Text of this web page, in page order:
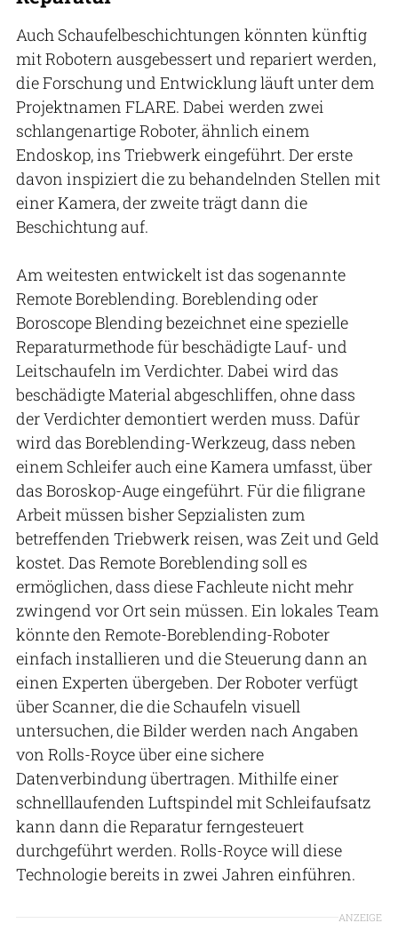
Auch Schaufelbeschichtungen könnten künftig
mit Robotern ausgebessert und repariert werden,
die Forschung und Entwicklung läuft unter dem
Projektnamen FLARE. Dabei werden zwei
schlangenartige Roboter, ähnlich einem
Endoskop, ins Triebwerk eingeführt. Der erste
davon inspiziert die zu behandelnden Stellen mit
einer Kamera, der zweite trägt dann die
Beschichtung auf.
Am weitesten entwickelt ist das sogenannte
Remote Boreblending. Boreblending oder
Boroscope Blending bezeichnet eine spezielle
Reparaturmethode für beschädigte Lauf- und
Leitschaufeln im Verdichter. Dabei wird das
beschädigte Material abgeschliffen, ohne dass
der Verdichter demontiert werden muss. Dafür
wird das Boreblending-Werkzeug, dass neben
einem Schleifer auch eine Kamera umfasst, über
das Boroskop-Auge eingeführt. Für die filigrane
Arbeit müssen bisher Sepzialisten zum
betreffenden Triebwerk reisen, was Zeit und Geld
kostet. Das Remote Boreblending soll es
ermöglichen, dass diese Fachleute nicht mehr
zwingend vor Ort sein müssen. Ein lokales Team
könnte den Remote-Boreblending-Roboter
einfach installieren und die Steuerung dann an
einen Experten übergeben. Der Roboter verfügt
über Scanner, die die Schaufeln visuell
untersuchen, die Bilder werden nach Angaben
von Rolls-Royce über eine sichere
Datenverbindung übertragen. Mithilfe einer
schnelllaufenden Luftspindel mit Schleifaufsatz
kann dann die Reparatur ferngesteuert
durchgeführt werden. Rolls-Royce will diese
Technologie bereits in zwei Jahren einführen.
ANZEIGE